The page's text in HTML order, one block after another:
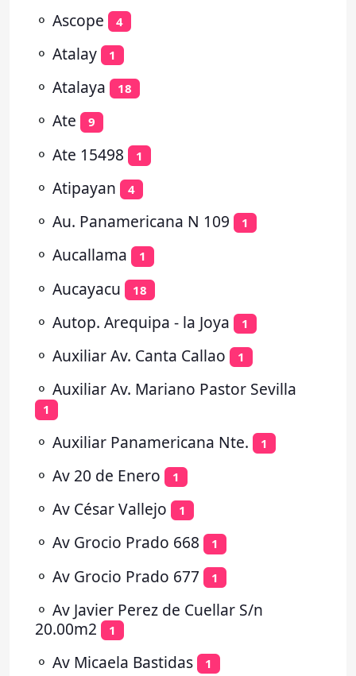
⚬ Ascope 4
⚬ Atalay 1
⚬ Atalaya 18
⚬ Ate 9
⚬ Ate 15498 1
⚬ Atipayan 4
⚬ Au. Panamericana N 109 1
⚬ Aucallama 1
⚬ Aucayacu 18
⚬ Autop. Arequipa - la Joya 1
⚬ Auxiliar Av. Canta Callao 1
⚬ Auxiliar Av. Mariano Pastor Sevilla
1
⚬ Auxiliar Panamericana Nte. 1
⚬ Av 20 de Enero 1
⚬ Av César Vallejo 1
⚬ Av Grocio Prado 668 1
⚬ Av Grocio Prado 677 1
⚬ Av Javier Perez de Cuellar S/n
20.00m2
1
⚬ Av Micaela Bastidas 1